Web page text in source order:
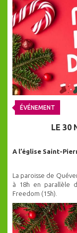
ÉVÉNEMENT
LE 30
A l’église Saint-
La paroisse de
à 18h en parallèle
Freedom (15h).